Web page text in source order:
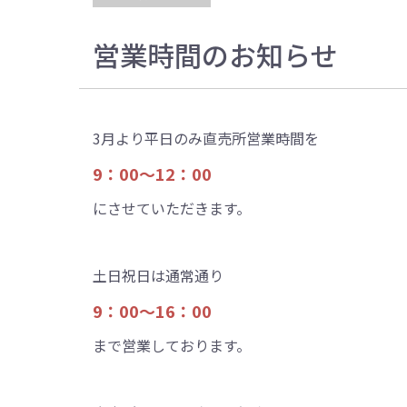
営業時間のお知らせ
3月より平日のみ直売所営業時間を
9：00～12：00
にさせていただきます。
土日祝日は通常通り
9：00～16：00
まで営業しております。